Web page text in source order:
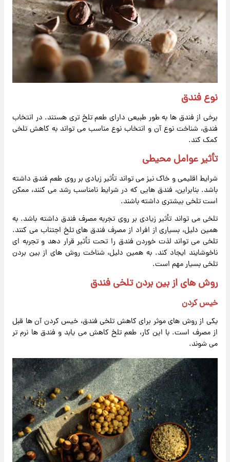
نوع فندق
برخی از فندق ها به طور طبیعی دارای طعم تلخ تری هستند. در انتخاب
فندق، شناخت نوع آن و انتخاب نوع مناسب می تواند به کاهش تلخی
کمک کند.
تأثیر عوامل محیطی
شرایط اقلیمی و خاک نیز می تواند تأثیر زیادی بر روی طعم فندق داشته
باشد. بنابراین، فندق هایی که در شرایط نامناسب رشد می کنند، ممکن
است تلخی بیشتری داشته باشند.
تلخی می تواند تأثیر زیادی بر روی تجربه مصرف فندق داشته باشد. به
همین دلیل، بسیاری از افراد از مصرف فندق های تلخ اجتناب می کنند.
تلخی می تواند لذت خوردن فندق را تحت تأثیر قرار دهد و تجربه ای
ناخوشایند ایجاد کند. به همین دلیل، شناخت روش های از بین بردن
تلخی بسیار مهم است.
روش های از بین بردن تلخی فندق
خیس کردن
یکی از روش های موثر برای کاهش تلخی فندق، خیس کردن آن ها قبل
از مصرف است. با این کار، طعم تلخ کاهش می یابد و فندق ها نرم تر
می شوند.